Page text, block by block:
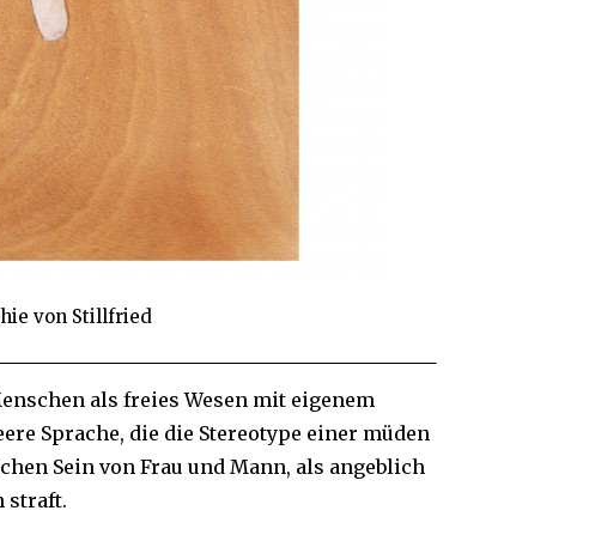
von Stillfried
als freies Wesen mit eigenem
Sprache, die die Stereotype einer müden
Sein von Frau und Mann, als angeblich
straft.